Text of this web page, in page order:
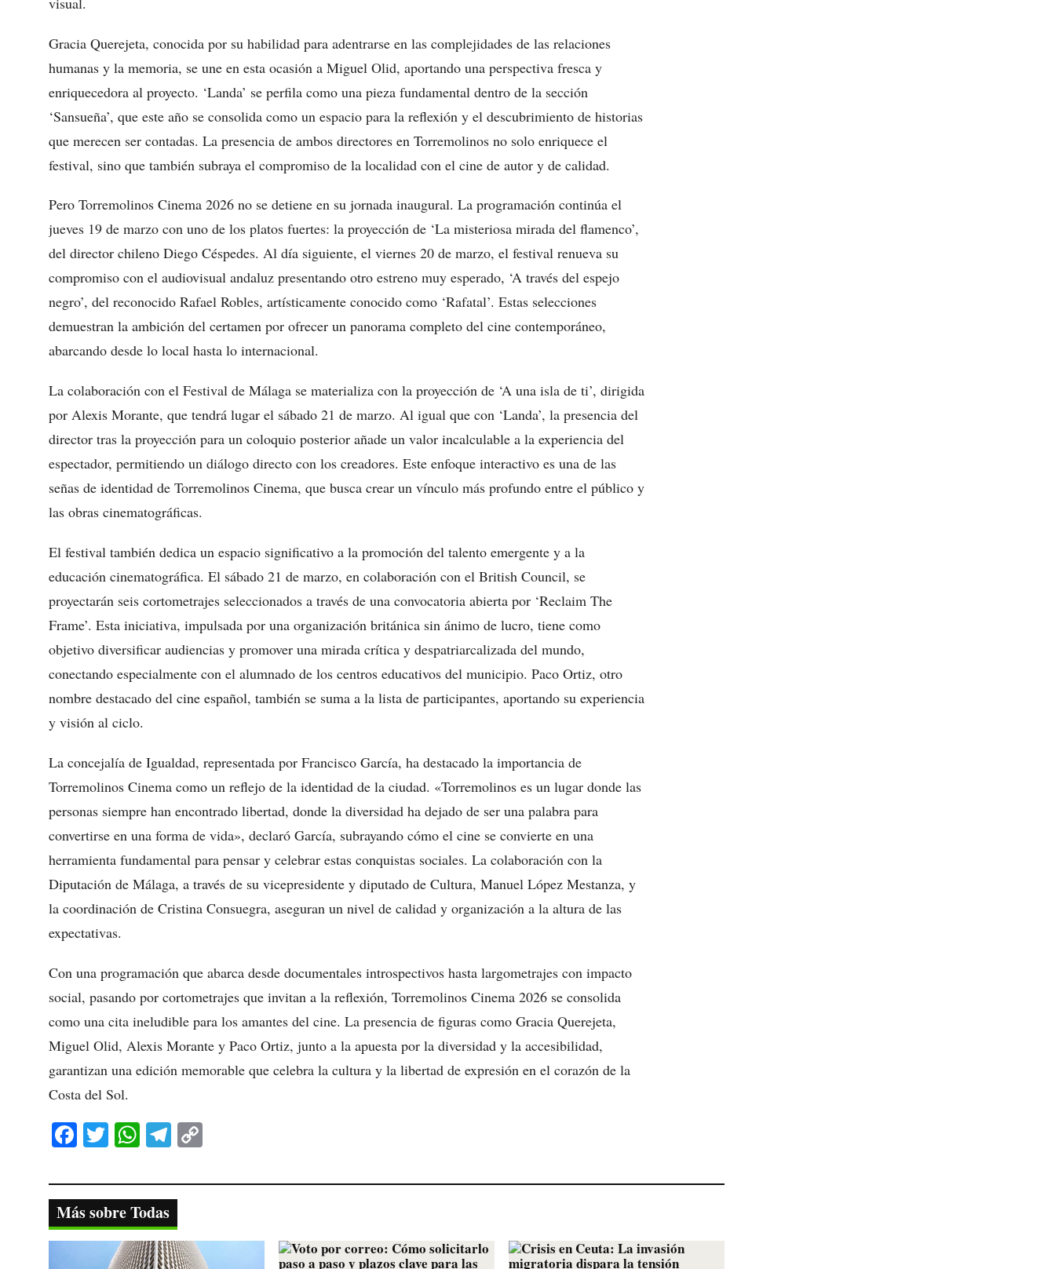
Gracia Querejeta, conocida por su habilidad para adentrarse en las complejidades de las relaciones
humanas y la memoria, se une en esta ocasión a Miguel Olid, aportando una perspectiva fresca y
enriquecedora al proyecto. ‘Landa’ se perfila como una pieza fundamental dentro de la sección
‘Sansueña’, que este año se consolida como un espacio para la reflexión y el descubrimiento de historias
que merecen ser contadas. La presencia de ambos directores en Torremolinos no solo enriquece el
festival, sino que también subraya el compromiso de la localidad con el cine de autor y de calidad.
Pero Torremolinos Cinema 2026 no se detiene en su jornada inaugural. La programación continúa el
jueves 19 de marzo con uno de los platos fuertes: la proyección de ‘La misteriosa mirada del flamenco’,
del director chileno Diego Céspedes. Al día siguiente, el viernes 20 de marzo, el festival renueva su
compromiso con el audiovisual andaluz presentando otro estreno muy esperado, ‘A través del espejo
negro’, del reconocido Rafael Robles, artísticamente conocido como ‘Rafatal’. Estas selecciones
demuestran la ambición del certamen por ofrecer un panorama completo del cine contemporáneo,
abarcando desde lo local hasta lo internacional.
La colaboración con el Festival de Málaga se materializa con la proyección de ‘A una isla de ti’, dirigida
por Alexis Morante, que tendrá lugar el sábado 21 de marzo. Al igual que con ‘Landa’, la presencia del
director tras la proyección para un coloquio posterior añade un valor incalculable a la experiencia del
espectador, permitiendo un diálogo directo con los creadores. Este enfoque interactivo es una de las
señas de identidad de Torremolinos Cinema, que busca crear un vínculo más profundo entre el público y
las obras cinematográficas.
El festival también dedica un espacio significativo a la promoción del talento emergente y a la
educación cinematográfica. El sábado 21 de marzo, en colaboración con el British Council, se
proyectarán seis cortometrajes seleccionados a través de una convocatoria abierta por ‘Reclaim The
Frame’. Esta iniciativa, impulsada por una organización británica sin ánimo de lucro, tiene como
objetivo diversificar audiencias y promover una mirada crítica y despatriarcalizada del mundo,
conectando especialmente con el alumnado de los centros educativos del municipio. Paco Ortiz, otro
nombre destacado del cine español, también se suma a la lista de participantes, aportando su experiencia
y visión al ciclo.
La concejalía de Igualdad, representada por Francisco García, ha destacado la importancia de
Torremolinos Cinema como un reflejo de la identidad de la ciudad. «Torremolinos es un lugar donde las
personas siempre han encontrado libertad, donde la diversidad ha dejado de ser una palabra para
convertirse en una forma de vida», declaró García, subrayando cómo el cine se convierte en una
herramienta fundamental para pensar y celebrar estas conquistas sociales. La colaboración con la
Diputación de Málaga, a través de su vicepresidente y diputado de Cultura, Manuel López Mestanza, y
la coordinación de Cristina Consuegra, aseguran un nivel de calidad y organización a la altura de las
expectativas.
Con una programación que abarca desde documentales introspectivos hasta largometrajes con impacto
social, pasando por cortometrajes que invitan a la reflexión, Torremolinos Cinema 2026 se consolida
como una cita ineludible para los amantes del cine. La presencia de figuras como Gracia Querejeta,
Miguel Olid, Alexis Morante y Paco Ortiz, junto a la apuesta por la diversidad y la accesibilidad,
garantizan una edición memorable que celebra la cultura y la libertad de expresión en el corazón de la
Costa del Sol.
Fa
bo
ok
T
tte
r
W
ts
A
pp
Te
gr
a
m
y
nk
Más sobre Todas